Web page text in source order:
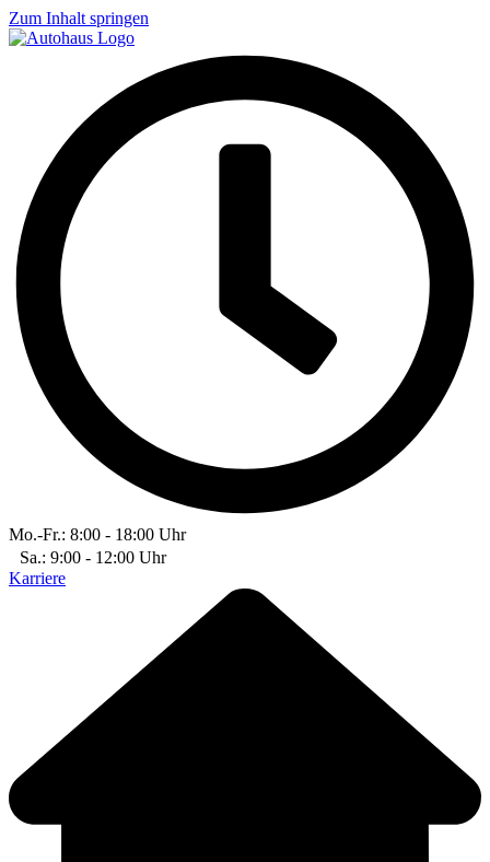
Zum Inhalt springen
Mo.-Fr.: 8:00 - 18:00 Uhr
Sa.: 9:00 - 12:00 Uhr
Karriere